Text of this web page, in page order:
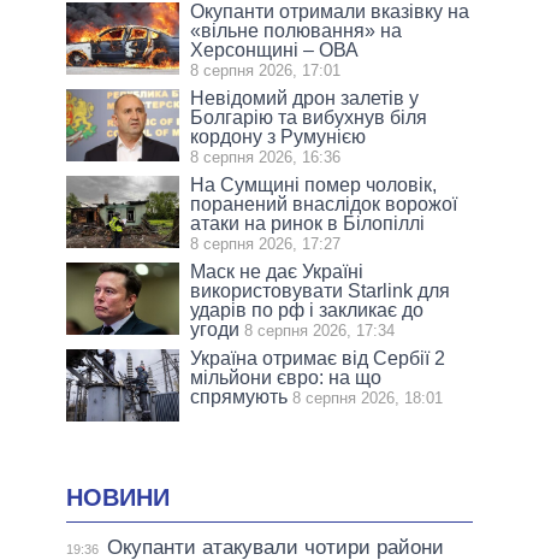
Окупанти отримали вказівку на
«вільне полювання» на
Херсонщині – ОВА
8 серпня 2026, 17:01
Невідомий дрон залетів у
Болгарію та вибухнув біля
кордону з Румунією
8 серпня 2026, 16:36
На Сумщині помер чоловік,
поранений внаслідок ворожої
атаки на ринок в Білопіллі
8 серпня 2026, 17:27
Маск не дає Україні
використовувати Starlink для
ударів по рф і закликає до
угоди 8 серпня 2026, 17:34
Україна отримає від Сербії 2
мільйони євро: на що
спрямують 8 серпня 2026, 18:01
НОВИНИ
19:36 Окупанти атакували чотири райони